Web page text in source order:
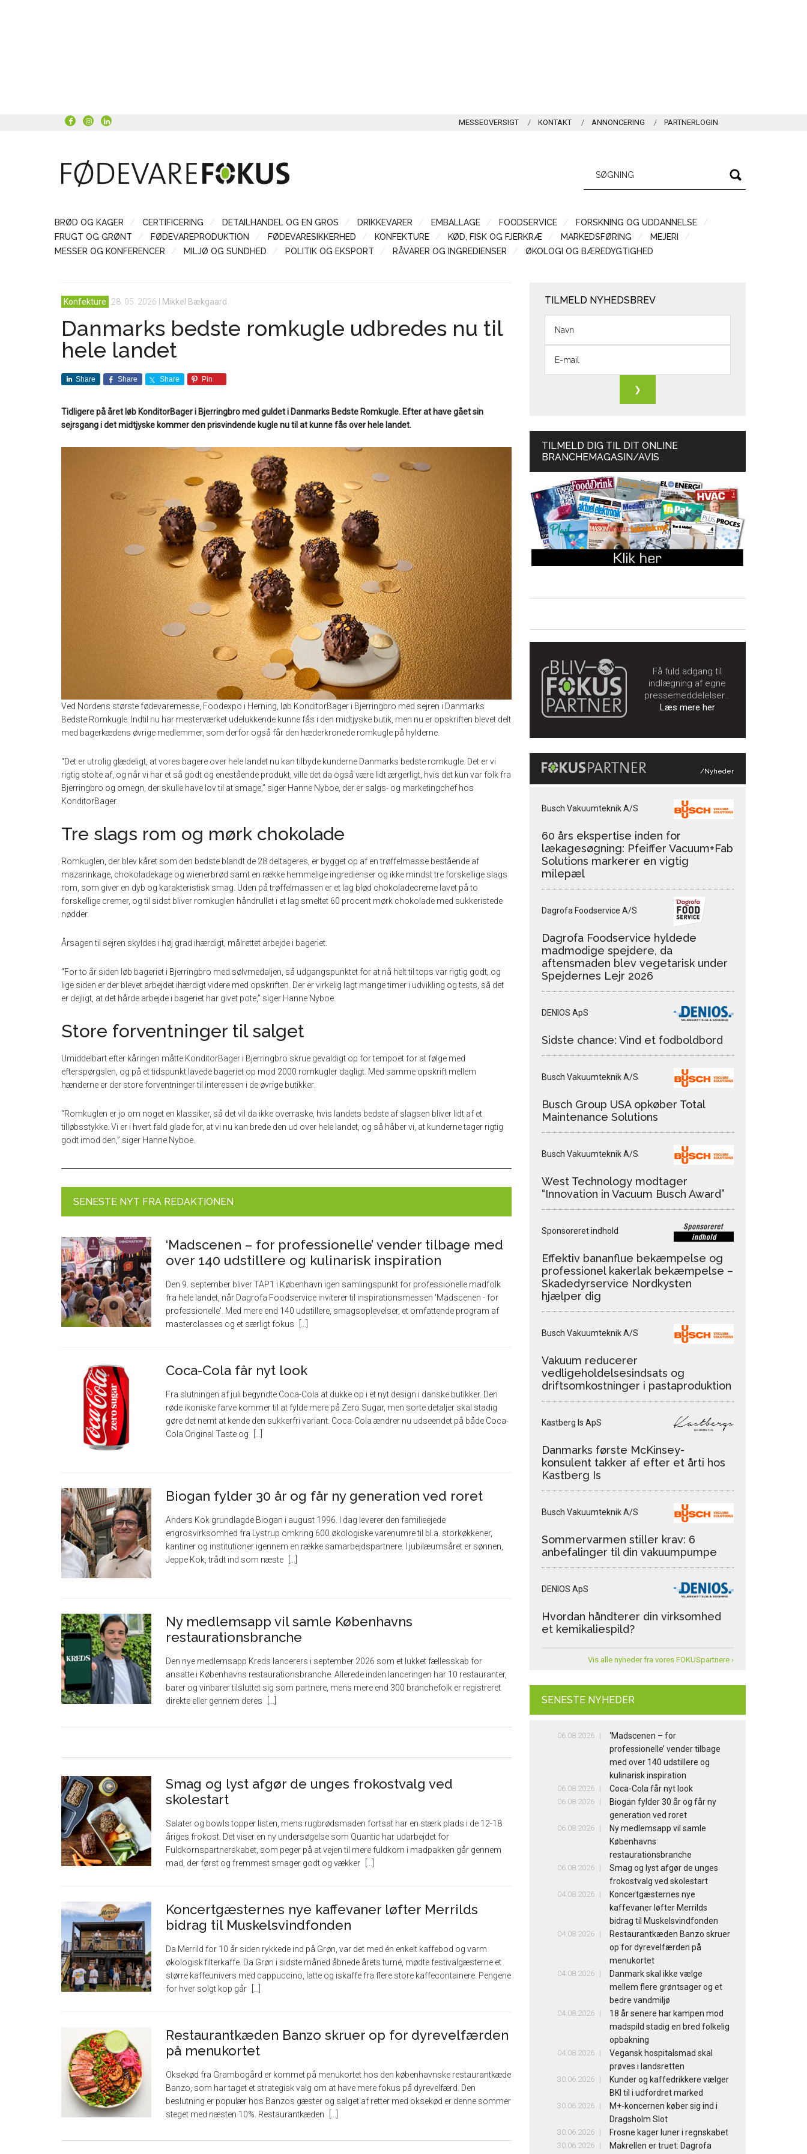
MESSEOVERSIGT KONTAKT ANNONCERING PARTNERLOGIN
BRØD OG KAGER CERTIFICERING DETAILHANDEL OG EN GROS DRIKKEVARER EMBALLAGE FOODSERVICE
FORSKNING OG UDDANNELSE
FRUGT OG GRØNT
FØDEVAREPRODUKTION FØDEVARESIKKERHED KONFEKTURE KØD, FISK OG FJERKRÆ MARKEDSFØRING
MEJERI
MESSER OG KONFERENCER
MILJØ OG SUNDHED POLITIK OG EKSPORT RÅVARER OG INGREDIENSER ØKOLOGI OG BÆREDYGTIGHED
Konfekture 28. 05. 2026 Mikkel Bækgaard
Danmarks bedste romkugle udbredes nu til
hele landet
Share Share Share Pin
Tidligere på året løb KonditorBager i Bjerringbro med guldet i Danmarks Bedste Romkugle. Efter at have gået sin
sejrsgang i det midtjyske kommer den prisvindende kugle nu til at kunne fås over hele landet.
Ved Nordens største fødevaremesse, Foodexpo i Herning, løb KonditorBager i Bjerringbro med sejren i Danmarks
Bedste Romkugle. Indtil nu har mesterværket udelukkende kunne fås i den midtjyske butik, men nu er opskriften blevet delt
med bagerkædens øvrige medlemmer, som derfor også får den hæderkronede romkugle på hylderne.
“Det er utrolig glædeligt, at vores bagere over hele landet nu kan tilbyde kunderne Danmarks bedste romkugle. Det er vi
rigtig stolte af, og når vi har et så godt og enestående produkt, ville det da også være lidt ærgerligt, hvis det kun var folk fra
Bjerringbro og omegn, der skulle have lov til at smage,” siger Hanne Nyboe, der er salgs- og marketingchef hos
KonditorBager.
Tre slags rom og mørk chokolade
Romkuglen, der blev kåret som den bedste blandt de 28 deltageres, er bygget op af en trøffelmasse bestående af
mazarinkage, chokoladekage og wienerbrød samt en række hemmelige ingredienser og ikke mindst tre forskellige slags
rom, som giver en dyb og karakteristisk smag. Uden på trøffelmassen er et lag blød chokoladecreme lavet på to
forskellige cremer, og til sidst bliver romkuglen håndrullet i et lag smeltet 60 procent mørk chokolade med sukkeristede
nødder.
Årsagen til sejren skyldes i høj grad ihærdigt, målrettet arbejde i bageriet.
“For to år siden løb bageriet i Bjerringbro med sølvmedaljen, så udgangspunktet for at nå helt til tops var rigtig godt, og
lige siden er der blevet arbejdet ihærdigt videre med opskriften. Der er virkelig lagt mange timer i udvikling og tests, så det
er dejligt, at det hårde arbejde i bageriet har givet pote,” siger Hanne Nyboe.
Store forventninger til salget
Umiddelbart efter kåringen måtte KonditorBager i Bjerringbro skrue gevaldigt op for tempoet for at følge med
efterspørgslen, og på et tidspunkt lavede bageriet op mod 2000 romkugler dagligt. Med samme opskrift mellem
hænderne er der store forventninger til interessen i de øvrige butikker.
“Romkuglen er jo om noget en klassiker, så det vil da ikke overraske, hvis landets bedste af slagsen bliver lidt af et
tilløbsstykke. Vi er i hvert fald glade for, at vi nu kan brede den ud over hele landet, og så håber vi, at kunderne tager rigtig
godt imod den,” siger Hanne Nyboe.
SENESTE NYT FRA REDAKTIONEN
‘Madscenen – for professionelle’ vender tilbage med
over 140 udstillere og kulinarisk inspiration
Den 9. september bliver TAP1 i København igen samlingspunkt for professionelle madfolk
fra hele landet, når Dagrofa Foodservice inviterer til inspirationsmessen 'Madscenen - for
professionelle'. Med mere end 140 udstillere, smagsoplevelser, et omfattende program af
masterclasses og et særligt fokus
Coca-Cola får nyt look
Fra slutningen af juli begyndte Coca-Cola at dukke op i et nyt design i danske butikker. Den
røde ikoniske farve kommer til at fylde mere på Zero Sugar, men sorte detaljer skal stadig
gøre det nemt at kende den sukkerfri variant. Coca-Cola ændrer nu udseendet på både Coca-
Cola Original Taste og
Biogan fylder 30 år og får ny generation ved roret
Anders Kok grundlagde Biogan i august 1996. I dag leverer den familieejede
engrosvirksomhed fra Lystrup omkring 600 økologiske varenumre til bl.a. storkøkkener,
kantiner og institutioner igennem en række samarbejdspartnere. I jubilæumsåret er sønnen,
Jeppe Kok, trådt ind som næste
Ny medlemsapp vil samle Københavns
restaurationsbranche
Den nye medlemsapp Kreds lancerers i september 2026 som et lukket fællesskab for
ansatte i Københavns restaurationsbranche. Allerede inden lanceringen har 10 restauranter,
barer og vinbarer tilsluttet sig som partnere, mens mere end 300 branchefolk er registreret
direkte eller gennem deres
Smag og lyst afgør de unges frokostvalg ved
skolestart
Salater og bowls topper listen, mens rugbrødsmaden fortsat har en stærk plads i de 12-18
åriges frokost. Det viser en ny undersøgelse som Quantic har udarbejdet for
Fuldkornspartnerskabet, som peger på at vejen til mere fuldkorn i madpakken går gennem
mad, der først og fremmest smager godt og vækker
Koncertgæsternes nye kaffevaner løfter Merrilds
bidrag til Muskelsvindfonden
Da Merrild for 10 år siden rykkede ind på Grøn, var det med én enkelt kaffebod og varm
økologisk filterkaffe. Da Grøn i sidste måned åbnede årets turné, mødte festivalgæsterne et
større kaffeunivers med cappuccino, latte og iskaffe fra flere store kaffecontainere. Pengene
for hver solgt kop går
Restaurantkæden Banzo skruer op for dyrevelfærden
på menukortet
Oksekød fra Grambogård er kommet på menukortet hos den københavnske restaurantkæde
Banzo, som har taget et strategisk valg om at have mere fokus på dyrevelfærd. Den
beslutning er populær hos Banzos gæster og salget af retter med oksekød er denne sommer
steget med næsten 10%. Restaurantkæden
TILMELD NYHEDSBREV
TILMELD DIG TIL DIT ONLINE
BRANCHEMAGASIN/AVIS
Få fuld adgang til
indlægning af egne
pressemeddelelser…
Læs mere her
/Nyheder
Busch Vakuumteknik A/S
60 års ekspertise inden for
lækagesøgning: Pfeiffer Vacuum+Fab
Solutions markerer en vigtig
milepæl
Dagrofa Foodservice A/S
Dagrofa Foodservice hyldede
madmodige spejdere, da
aftensmaden blev vegetarisk under
Spejdernes Lejr 2026
DENIOS ApS
Sidste chance: Vind et fodboldbord
Busch Vakuumteknik A/S
Busch Group USA opkøber Total
Maintenance Solutions
Busch Vakuumteknik A/S
West Technology modtager
“Innovation in Vacuum Busch Award”
Sponsoreret indhold
Effektiv bananflue bekæmpelse og
professionel kakerlak bekæmpelse –
Skadedyrservice Nordkysten
hjælper dig
Busch Vakuumteknik A/S
Vakuum reducerer
vedligeholdelsesindsats og
driftsomkostninger i pastaproduktion
Kastberg Is ApS
Danmarks første McKinsey-
konsulent takker af efter et årti hos
Kastberg Is
Busch Vakuumteknik A/S
Sommervarmen stiller krav: 6
anbefalinger til din vakuumpumpe
DENIOS ApS
Hvordan håndterer din virksomhed
et kemikaliespild?
Vis alle nyheder fra vores FOKUSpartnere ›
SENESTE NYHEDER
06.08.2026
‘Madscenen – for
professionelle’ vender tilbage
med over 140 udstillere og
kulinarisk inspiration
06.08.2026 Coca-Cola får nyt look
06.08.2026
Biogan fylder 30 år og får ny
generation ved roret
06.08.2026
Ny medlemsapp vil samle
Københavns
restaurationsbranche
06.08.2026
Smag og lyst afgør de unges
frokostvalg ved skolestart
04.08.2026
Koncertgæsternes nye
kaffevaner løfter Merrilds
bidrag til Muskelsvindfonden
04.08.2026
Restaurantkæden Banzo skruer
op for dyrevelfærden på
menukortet
04.08.2026
Danmark skal ikke vælge
mellem flere grøntsager og et
bedre vandmiljø
04.08.2026
18 år senere har kampen mod
madspild stadig en bred folkelig
opbakning
04.08.2026
Vegansk hospitalsmad skal
prøves i landsretten
30.06.2026
Kunder og kaffedrikkere vælger
BKI til i udfordret marked
30.06.2026
M+-koncernen køber sig ind i
Dragsholm Slot
30.06.2026 Frosne kager luner i regnskabet
30.06.2026 Makrellen er truet: Dagrofa